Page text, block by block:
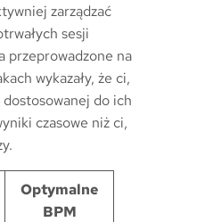
zarządzać
sesji
przeprowadzone na
wykazały, że ci,
do ich
czasowe niż ci,
Optymalne
BPM